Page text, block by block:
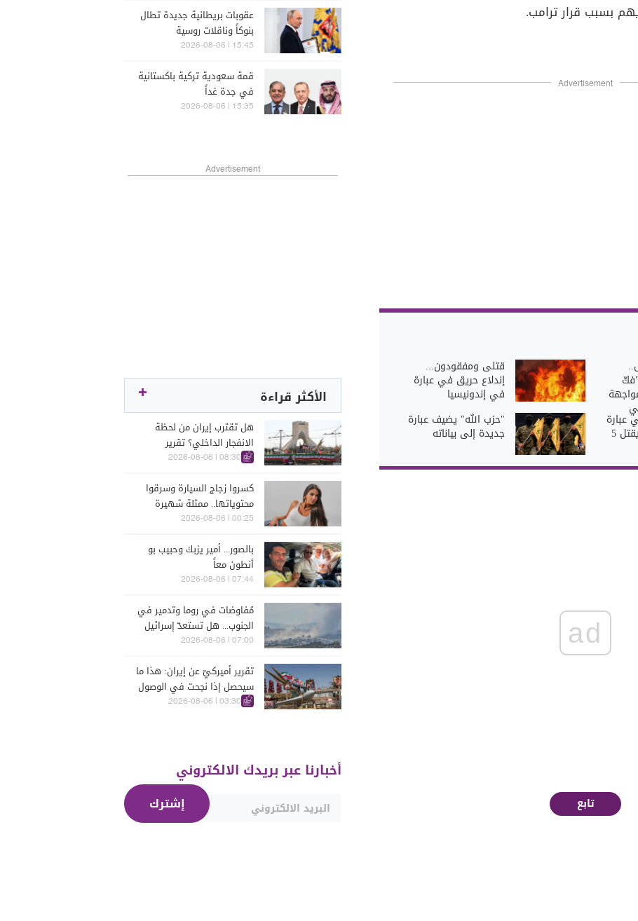
بسبب قرار ترامب.
Advertisement
قتلى ومفقودون...
إندلاع حريق في عبارة
في إندونيسيا
عبارة
في إندونيسيا يقتل 5
"حزب الله" يضيف عبارة
جديدة إلى بياناته
ad
تابع
عقوبات بريطانية جديدة تطال
بنوكاً وناقلات روسية
15:45 | 2026-08-06
قمة سعودية تركية باكستانية
في جدة غداً
15:35 | 2026-08-06
Advertisement
الأكثر قراءة
هل تقترب إيران من لحظة
الانفجار الداخلي؟ تقرير
اسرائيلي يكشف الكواليس
08:30 | 2026-08-06
كسروا زجاج السيارة وسرقوا
محتوياتها.. ممثلة شهيرة
تتعرّض للسرقة في الرملة
00:25 | 2026-08-06
بالصور... أمير يزبك وحبيب بو
أنطون معاً
07:44 | 2026-08-06
مُفاوضات في روما وتدمير في
الجنوب... هل تستعدّ إسرائيل
للحرب؟
07:00 | 2026-08-06
تقرير أميركيّ عن إيران: هذا ما
سيحصل إذا نجحت في الوصول
إلى هذه الدولة الآسيويّة
03:30 | 2026-08-06
أخبارنا عبر بريدك الالكتروني
إشترك